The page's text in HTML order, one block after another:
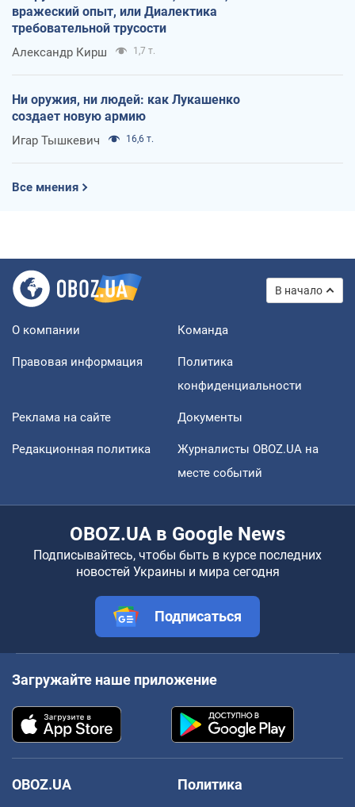
вражеский опыт, или Диалектика
требовательной трусости
Александр Кирш 1,7 т.
Ни оружия, ни людей: как Лукашенко
создает новую армию
Игар Тышкевич 16,6 т.
Все мнения
В начало
О компании Команда
Правовая информация
Политика
конфиденциальности
Реклама на сайте Документы
Редакционная политика
Журналисты OBOZ.UA на
месте событий
OBOZ.UA в Google News
Подписывайтесь, чтобы быть в курсе последних
новостей Украины и мира сегодня
Подписаться
Загружайте наше приложение
OBOZ.UA
Политика